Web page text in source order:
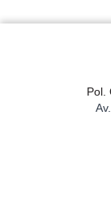
Pol.